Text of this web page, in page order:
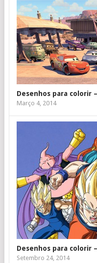
Desenhos para colorir
Março 4, 2014
Desenhos para colorir
Setembro 24, 2014